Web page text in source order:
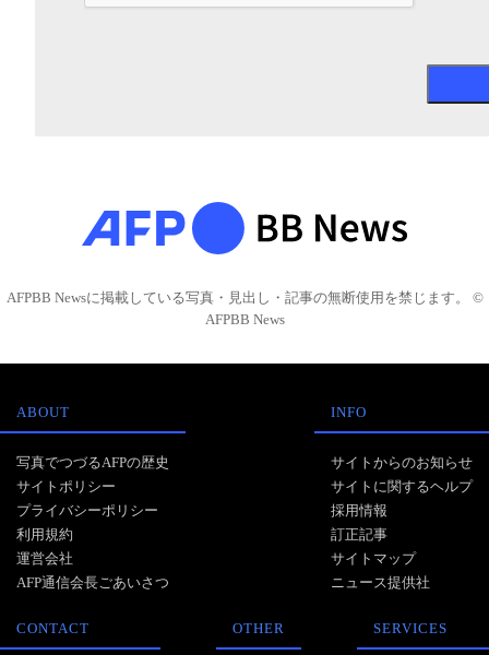
AFPBB Newsに掲載している写真・見出し・記事の無断使用を禁じます。 ©
AFPBB News
ABOUT
写真でつづるAFPの歴史
サイトポリシー
プライバシーポリシー
利用規約
運営会社
AFP通信会長ごあいさつ
INFO
サイトからのお知らせ
サイトに関するヘルプ
採用情報
訂正記事
サイトマップ
ニュース提供社
CONTACT OTHER SERVICES